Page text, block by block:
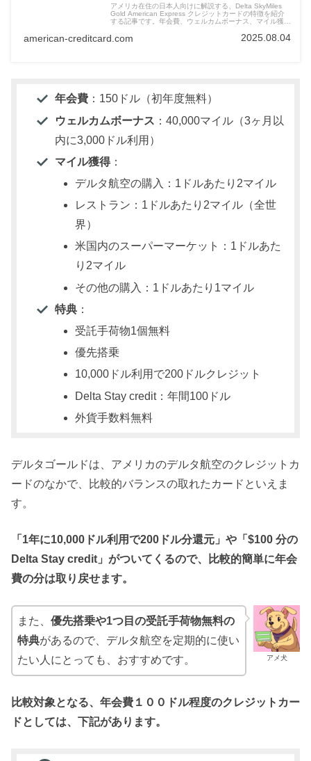
アメリカ在住の日本人向けに解説する、Delta SkyMiles
Gold American Express クレジットカードの特徴を紹介
する記事です。年会費、ウェルカムボーナス、マイル獲得
す。
american-creditcard.com 2025.08.04
年会費：150ドル（初年度無料）
ウェルカムボーナス ：40,000マイル（3ヶ月以
内に3,000ドル利用）
マイル獲得：
デルタ航空の購入：1ドルあたり2マイル
レストラン：1ドルあたり2マイル（全世
界）
米国内のスーパーマーケット：1ドルあた
り2マイル
その他の購入：1ドルあたり1マイル
特典：
受託手荷物1個無料
優先搭乗
10,000ドル利用で200ドルクレジット
Delta Stay credit：年間100ドル
外貨手数料無料
デルタゴールドは、アメリカのデルタ航空のクレジットカ
ードのなかで、比較的バランスの取れたカードといえま
す。
「1年に10,000ドル利用で200ドル分還元」や「$100 分の
Delta Stay credit」がついてくるので、比較的簡単に年会
費の分は取り戻せます。
アメ犬
また、 優先搭乗や1つ目の受託手荷物無料の
特典があるので、デルタ航空を定期的に使い
たい人にとっても、おすすめです。
比較対象となる、年会費１００ドル程度のクレジットカー
ドとしては、下記があります。